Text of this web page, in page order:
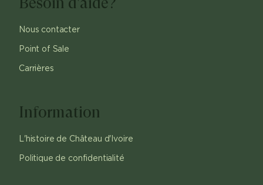
Nous contacter
Point of Sale
Carrières
Information
L'histoire de Château d'Ivoire
Politique de confidentialité